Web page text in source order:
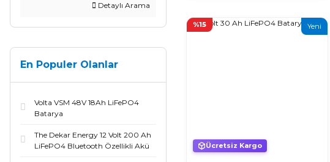
Detaylı Arama
En Populer Olanlar
Volta VSM 48V 18Ah LiFePO4
Batarya
The Dekar Energy 12 Volt 200 Ah
LiFePO4 Bluetooth Özellikli Akü
%15 Yeni
Ücretsiz Kargo